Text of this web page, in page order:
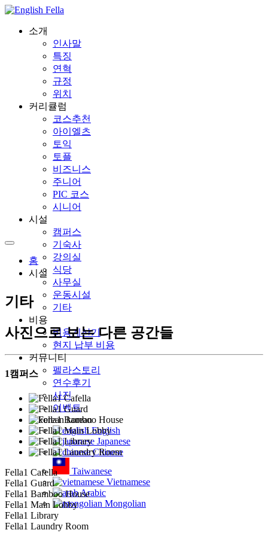
소개
인사말
특징
연혁
규정
위치
커리큘럼
코스추천
아이엘츠
토익
토플
비즈니스
주니어
PIC 코스
시니어
시설
캠퍼스
기숙사
강의실
식당
사무실
운동시설
기타
비용
비용계산기
현지 납부 비용
커뮤니티
펠라스토리
연수후기
사진
이벤트
korean
English
Japanese
Chinese
Taiwanese
Vietnamese
Arabic
Mongolian
홈
시설
기타
사진으로 보는 다른 공간들
1캠퍼스
Fella1 Cafella
Fella1 Guard
Fella1 Bamboo House
Fella1 Main Lobby
Fella1 Library
Fella1 Laundry Room